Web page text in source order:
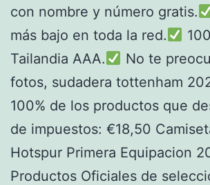
con nombre y número gratis.
más bajo en toda la red.
Tailandia AAA.
No te
fotos, sudadera tottenham
100% de los productos que
de impuestos: €18,50
Hotspur Primera Equipacion
Productos Oficiales de